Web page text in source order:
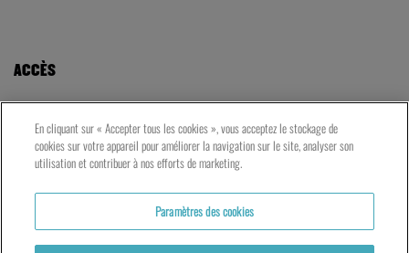
ACCÈS
LE TNG – VAISE
23 rue de Bourgogne – Lyon 9ème
LES ATELIERS – PRESQU’ÎLE
5 rue du Petit David – Lyon 2ème
En cliquant sur « Accepter tous les cookies », vous acceptez le stockage de
cookies sur votre appareil pour améliorer la navigation sur le site, analyser son
utilisation et contribuer à nos efforts de marketing.
Paramètres des cookies